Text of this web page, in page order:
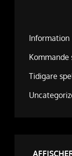
Information
Kommande
Tidigare